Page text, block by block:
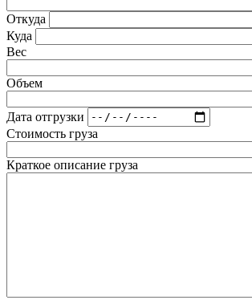
Откуда
Куда
Вес
Объем
Дата отгрузки
Стоимость груза
Краткое описание груза